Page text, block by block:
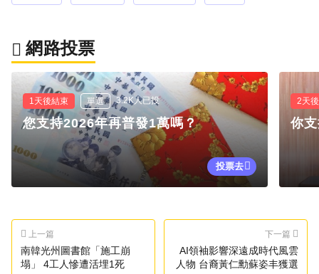
網路投票
1天後結束 單選 3.2K人已投
您支持2026年再普發1萬嗎？
投票去
2天
你
上一篇
南韓光州圖書館「施工崩
塌」 4工人慘遭活埋1死
下一篇
AI領袖影響深遠成時代風雲
人物 台裔黃仁勳蘇姿丰獲選